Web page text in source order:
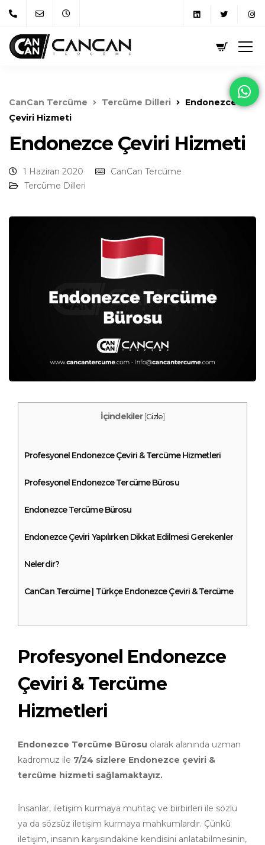
CanCan Tercüme Tercüme Dilleri
Endonezce
Çeviri Hizmeti
Endonezce Çeviri Hizmeti
1 Haziran 2020
CanCan Tercüme
Tercüme Dilleri
İçindekiler [Gizle]
Profesyonel Endonezce Çeviri & Tercüme Hizmetleri
Profesyonel Endonezce Tercüme Bürosu
Endonezce Tercüme Bürosu
Endonezce Çeviri Yapılırken Dikkat Edilmesi Gerekenler
Nelerdir?
CanCan Tercüme | Türkçe Endonezce Çeviri & Tercüme
Profesyonel Endonezce
Çeviri & Tercüme
Hizmetleri
Endonezce Tercüme Bürosu olarak alanında uzman
kadromuz ile 7/24 sizlere Endonezce çeviri &
tercüme hizmeti sağlamaktayız.
İnsanlar, iletişim kurmaya muhtaç ve birbirleri ile sözlü
ya da sözsüz iletişim kurmaya mahkumlardır. Çünkü
iletişim, insanın karşısındakine kendisini anlatabilmesinin,